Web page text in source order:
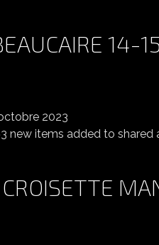
14-
new items added to shared